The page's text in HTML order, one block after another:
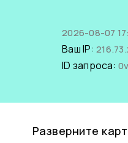
2026-08-07
Ваш IP:
ID запроса:
Разверните